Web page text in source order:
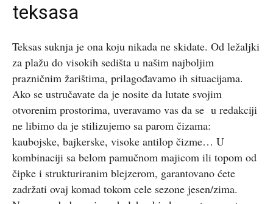
teksasa
Teksas suknja je ona koju nikada ne skidate. Od ležaljki
za plažu do visokih sedišta u našim najboljim
prazničnim žarištima, prilagođavamo ih situacijama.
Ako se ustručavate da je nosite da lutate svojim
otvorenim prostorima, uveravamo vas da se u redakciji
ne libimo da je stilizujemo sa parom čizama:
kaubojske, bajkerske, visoke antilop čizme… U
kombinaciji sa belom pamučnom majicom ili topom od
čipke i strukturiranim blejzerom, garantovano ćete
zadržati ovaj komad tokom cele sezone jesen/zima.